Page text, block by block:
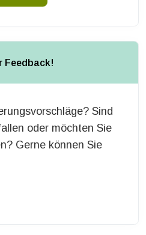
Feedback!
Sind
oder möchten Sie
Gerne können Sie